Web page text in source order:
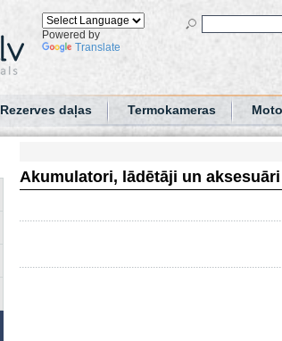
Powered by
Translate
Rezerves daļas Termokameras
Akumulatori, lādētāji un aksesuāri